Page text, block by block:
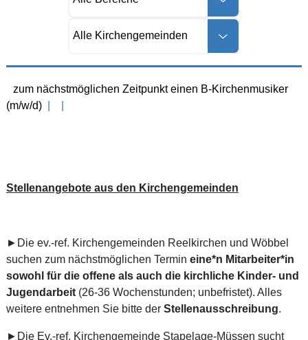
zum nächstmöglichen Zeitpunkt einen B-Kirchenmusiker
(m/w/d)
Stellenangebote aus den Kirchengemeinden
►Die ev.-ref. Kirchengemeinden Reelkirchen und Wöbbel
suchen zum nächstmöglichen Termin eine*n Mitarbeiter*in
sowohl für die offene als auch die kirchliche Kinder- und
Jugendarbeit(26-36 Wochenstunden; unbefristet). Alles
weitere entnehmen Sie bitte der Stellenausschreibung.
►Die Ev.-ref. Kirchengemeinde Stapelage-Müssen sucht